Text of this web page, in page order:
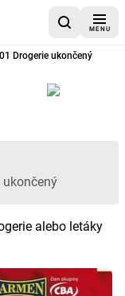
MENU
-
Drogerie ukončený
ukončený
alebo letáky